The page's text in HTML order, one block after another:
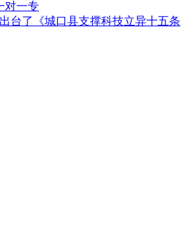
对一专
台了《城口县支撑科技立异十五条